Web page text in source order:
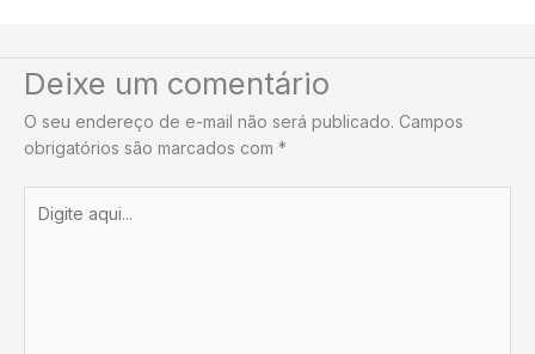
Deixe um comentário
O seu endereço de e-mail não será publicado. Campos
obrigatórios são marcados com *
aqui...